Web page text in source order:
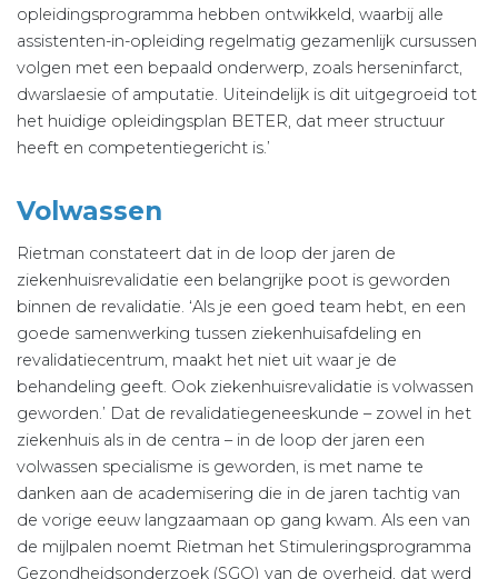
opleidingsprogramma hebben ontwikkeld, waarbij alle
assistenten-in-opleiding regelmatig gezamenlijk cursussen
volgen met een bepaald onderwerp, zoals herseninfarct,
dwarslaesie of amputatie. Uiteindelijk is dit uitgegroeid tot
het huidige opleidingsplan BETER, dat meer structuur
heeft en competentiegericht is.’
Volwassen
Rietman constateert dat in de loop der jaren de
ziekenhuisrevalidatie een belangrijke poot is geworden
binnen de revalidatie. ‘Als je een goed team hebt, en een
goede samenwerking tussen ziekenhuisafdeling en
revalidatiecentrum, maakt het niet uit waar je de
behandeling geeft. Ook ziekenhuisrevalidatie is volwassen
geworden.’ Dat de revalidatiegeneeskunde – zowel in het
ziekenhuis als in de centra – in de loop der jaren een
volwassen specialisme is geworden, is met name te
danken aan de academisering die in de jaren tachtig van
de vorige eeuw langzaamaan op gang kwam. Als een van
de mijlpalen noemt Rietman het Stimuleringsprogramma
Gezondheidsonderzoek (SGO) van de overheid, dat werd